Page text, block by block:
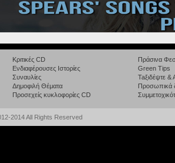
Κριτικές CD
Ενδιαφέρουσες Ιστορίες
Συναυλίες
Δημοφιλή Θέματα
Προσεχείς κυκλοφορίες CD
Πράσινα
Green Tips
Taξιδέψτε
Προσωπικά
2014 All Rights Reserved